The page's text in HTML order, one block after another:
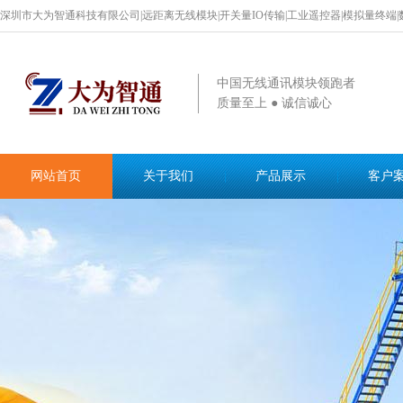
深圳市大为智通科技有限公司|远距离无线模块|开关量IO传输|工业遥控器|模拟量终端
中国无线通讯模块领跑者
质量至上 ● 诚信诚心
网站首页 关于我们 产品展示 客户